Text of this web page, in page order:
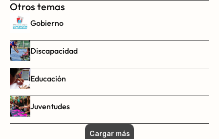
Otros temas
Gobierno
Discapacidad
Educación
Juventudes
Cargar más